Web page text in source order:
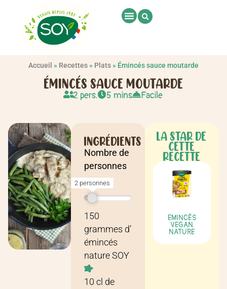
Accueil » Recettes » Plats » Émincés sauce moutarde
ÉMINCÉS SAUCE MOUTARDE
2 pers. 5 mins Facile
INGRÉDIENTS
Nombre de
personnes
2 personnes
Recette pour
150
grammes d’
émincés
nature SOY
10 cl de
LA STAR DE
CETTE
RECETTE
EMINCÉS
VEGAN
NATURE